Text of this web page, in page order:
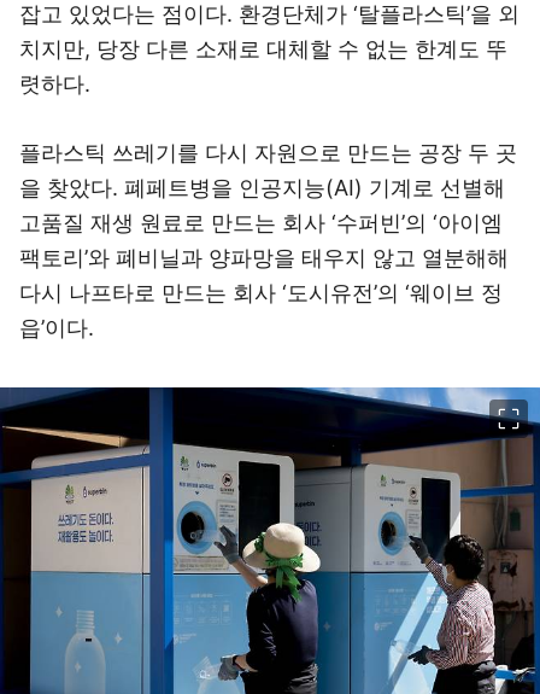
잡고 있었다는 점이다. 환경단체가 ‘탈플라스틱’을 외
치지만, 당장 다른 소재로 대체할 수 없는 한계도 뚜
렷하다.
플라스틱 쓰레기를 다시 자원으로 만드는 공장 두 곳
을 찾았다. 폐페트병을 인공지능(AI) 기계로 선별해
고품질 재생 원료로 만드는 회사 ‘수퍼빈’의 ‘아이엠
팩토리’와 폐비닐과 양파망을 태우지 않고 열분해해
다시 나프타로 만드는 회사 ‘도시유전’의 ‘웨이브 정
읍’이다.